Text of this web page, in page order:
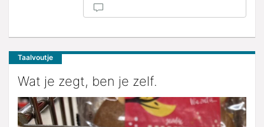
Taalvoutje
Wat je zegt, ben je zelf.